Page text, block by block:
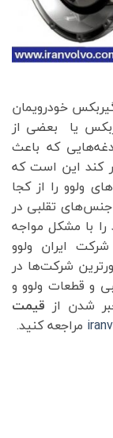
خودرویمان
یا بعضی از
که باعث
کند این است که
ولوو را از کجا
جنس‌های تقلبی در
را با مشکل مواجه
ایران ولوو
شرکت‌ها در
و قطعات ولوو و
شدن از قیمت
مراجعه کنید.